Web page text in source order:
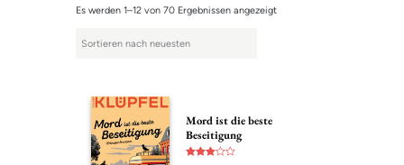
Es werden 1–12 von 70 Ergebnissen angezeigt
Mord ist die beste
Beseitigung